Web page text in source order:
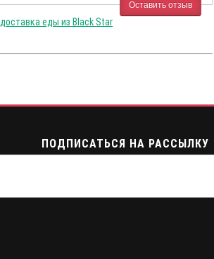
Оставить отзыв
доставка еды из Black Star
ПОДПИСАТЬСЯ НА РАССЫЛКУ